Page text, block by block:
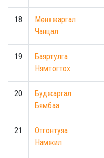
18
Мөнхжаргал
Чанцал
19
Баяртулга
Нямтогтох
20
Буджаргал
Бямбаа
21
Отгонтуяа
Намжил